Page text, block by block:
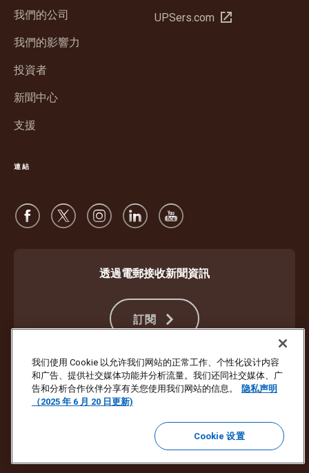
我們的公司
我們的影響力
投資者
新聞中心
支援
視
UPSers.com
在
連結
透過電郵接收新聞資訊
訂閱
防止詐騙 服務條款及細則 網站使用條款 私隱聲明 Cookie 設定
版權所有 ©1994- 2026 United Parcel Service of America, Inc. 保留所有
權利。不想再收到電郵更新？ 在此處退訂
若要更新 UPS 所有其他電子郵件喜好設定或退訂 UPS 行銷電子郵件，
請按此處。
我们使用 Cookie 以允许我们网站的正常工作、个性化设计内容
和广告、提供社交媒体功能并分析流量。我们还同社交媒体、广
告和分析合作伙伴分享有关您使用我们网站的信息。
隐私声明
（2025 年 6 月 20 日更新)
Cookie 设置